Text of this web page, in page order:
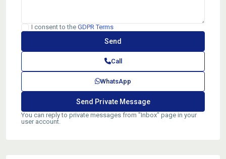
I consent to the GDPR Terms
Call
WhatsApp
You can reply to private messages from "Inbox" page in your
user account.